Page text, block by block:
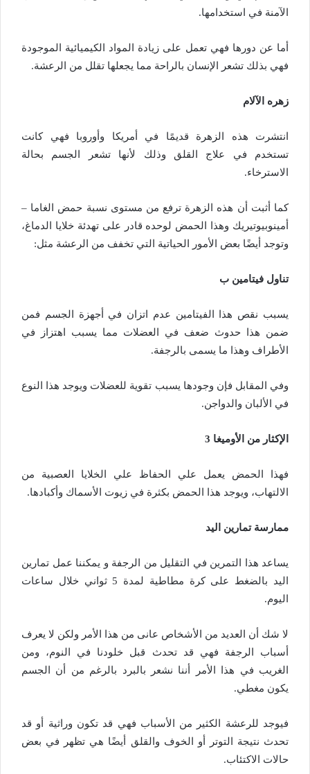
الآمنة في استخدامها.
أما عن دورها فهي تعمل على زيادة المواد الكيميائية الموجودة
فهي بذلك تشعر الإنسان بالراحة مما يجعلها تقلل من الرعشة.
زهره الآلام
انتشرت هذه الزهرة قديمًا في أمريكا وأوروبا فهي كانت
تستخدم في علاج القلق وذلك لأنها تشعر الجسم بحالة
الاسترخاء.
كما أثبت أن هذه الزهرة ترفع من مستوى نسبة حمض الغاما –
أمينوبيوتيريك وهذا الحمض لوحده قادر على تهدئة خلايا الدماغ،
وتوجد أيضًا بعض الأمور الحياتية التي تخفف من الرعشة مثل:
تناول فيتامين ب
يسبب نقص هذا الفيتامين عدم اتزان في أجهزة الجسم فمن
ضمن هذا حدوث ضعف في العضلات مما يسبب اهتزاز في
الأطراف وهذا ما يسمى بالرجفة.
وفي المقابل فإن وجودها يسبب تقوية للعضلات ويوجد هذا النوع
في الألبان والدواجن.
الإكثار من الأوميغا 3
فهذا الحمض يعمل علي الحفاظ علي الخلايا العصبية من
الالتهاب، ويوجد هذا الحمض بكثرة في زيوت الأسماك وأكبادها.
ممارسة تمارين اليد
يساعد هذا التمرين في التقليل من الرجفة و يمكننا عمل تمارين
اليد بالضغط على كرة مطاطية لمدة 5 ثواني خلال ساعات
اليوم.
لا شك أن العديد من الأشخاص عانى من هذا الأمر ولكن لا يعرف
أسباب الرجفة فهي قد تحدث قبل خلودنا في النوم، ومن
الغريب في هذا الأمر أننا نشعر بالبرد بالرغم من أن الجسم
يكون مغطي.
فيوجد للرعشة الكثير من الأسباب فهي قد تكون وراثية أو قد
تحدث نتيجة التوتر أو الخوف والقلق أيضًا هي تظهر في بعض
حالات الاكتئاب.